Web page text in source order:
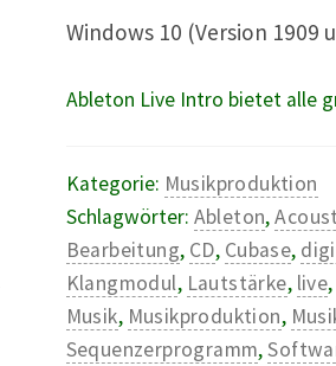
Windows 10 (Version 1909
Ableton Live Intro bietet alle
Kategorie: Musikproduktion
Schlagwörter: Ableton,
Bearbeitung, CD, Cubase,
Klangmodul, Lautstärke, live,
Musik, Musikproduktion,
Sequenzerprogramm,